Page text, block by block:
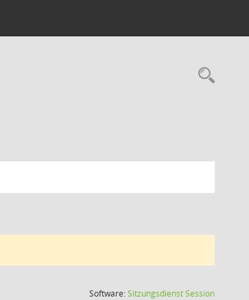
Software:SitzungsdienstSession(Wird in